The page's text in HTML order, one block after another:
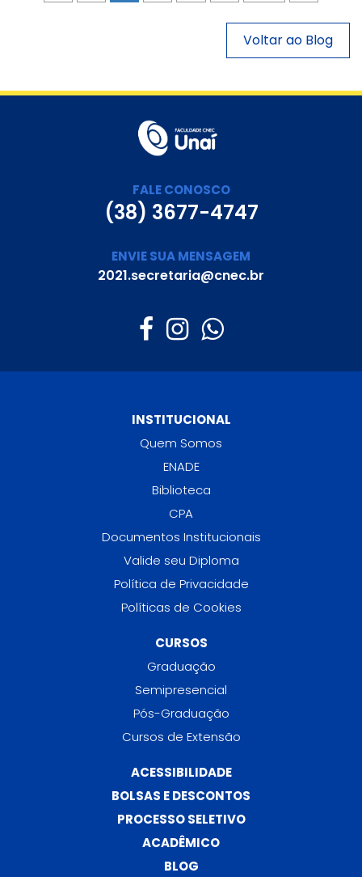
Voltar ao Blog
FALE CONOSCO
(38) 3677-4747
ENVIE SUA MENSAGEM
2021.secretaria@cnec.br
INSTITUCIONAL
Quem Somos
ENADE
Biblioteca
CPA
Documentos Institucionais
Valide seu Diploma
Política de Privacidade
Políticas de Cookies
CURSOS
Graduação
Semipresencial
Pós-Graduação
Cursos de Extensão
ACESSIBILIDADE
BOLSAS E DESCONTOS
PROCESSO SELETIVO
ACADÊMICO
BLOG